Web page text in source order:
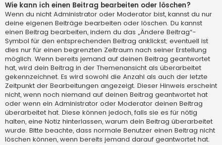
Wie kann ich einen Beitrag bearbeiten oder löschen?
Wenn du nicht Administrator oder Moderator bist, kannst du nur
deine eigenen Beiträge bearbeiten oder löschen. Du kannst
einen Beitrag bearbeiten, indem du das „Ändere Beitrag“-
Symbol für den entsprechenden Beitrag anklickst; eventuell ist
dies nur für einen begrenzten Zeitraum nach seiner Erstellung
möglich. Wenn bereits jemand auf deinen Beitrag geantwortet
hat, wird dein Beitrag in der Themenansicht als überarbeitet
gekennzeichnet. Es wird sowohl die Anzahl als auch der letzte
Zeitpunkt der Bearbeitungen angezeigt. Dieser Hinweis erscheint
nicht, wenn noch niemand auf deinen Beitrag geantwortet hat
oder wenn ein Administrator oder Moderator deinen Beitrag
überarbeitet hat. Diese können jedoch, falls sie es für nötig
halten, eine Notiz hinterlassen, warum dein Beitrag überarbeitet
wurde. Bitte beachte, dass normale Benutzer einen Beitrag nicht
löschen können, wenn bereits jemand darauf geantwortet hat.